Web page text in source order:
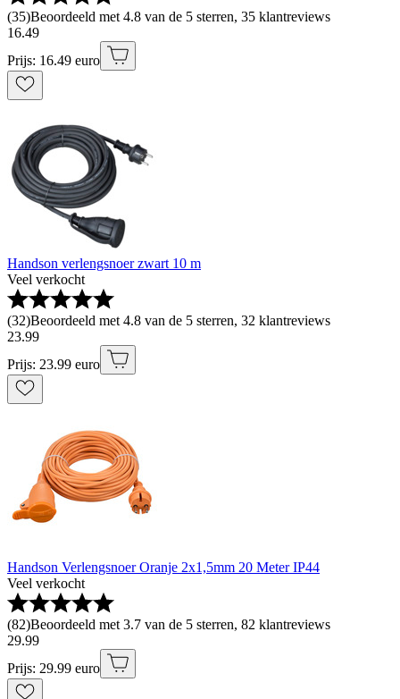
(35)Beoordeeld met 4.8 van de 5 sterren, 35 klantreviews
16.49
Prijs: 16.49 euro
Handson verlengsnoer zwart 10 m
Veel verkocht
(32)Beoordeeld met 4.8 van de 5 sterren, 32 klantreviews
23.99
Prijs: 23.99 euro
Handson Verlengsnoer Oranje 2x1,5mm 20 Meter IP44
Veel verkocht
(82)Beoordeeld met 3.7 van de 5 sterren, 82 klantreviews
29.99
Prijs: 29.99 euro